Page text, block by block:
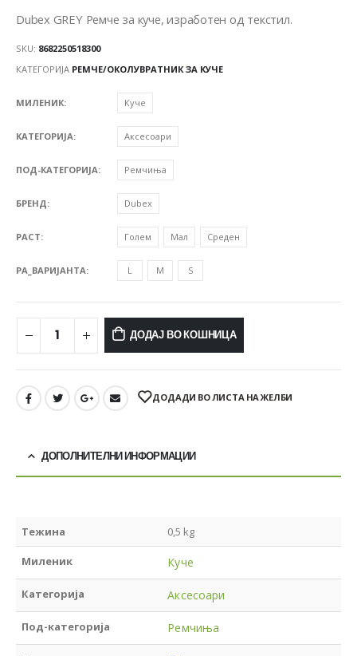
Dubex GREY Ремче за куче, изработен од текстил.
SKU: 8682250518300
КАТЕГОРИЈА РЕМЧЕ/ОКОЛУВРАТНИК ЗА КУЧЕ
МИЛЕНИК Куче
КАТЕГОРИЈА Аксесоари
ПОД-КАТЕГОРИЈА Ремчиња
БРЕНД Dubex
РАСТ Голем Мал Среден
PA_ВАРИЈАНТА L M S
ДОДАЈ ВО КОШНИЦА
ДОДАДИ ВО ЛИСТА НА ЖЕЛБИ
ДОПОЛНИТЕЛНИ ИНФОРМАЦИИ
Тежина 0,5 kg
Миленик Куче
Категорија Аксесоари
Под-категорија Ремчиња